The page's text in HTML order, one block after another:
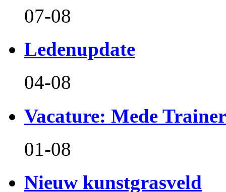
07-08
Ledenupdate
04-08
Vacature: Mede
01-08
Nieuw kunstgrasveld